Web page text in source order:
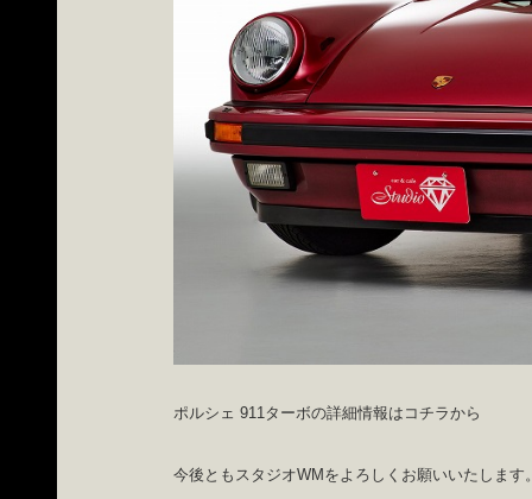
ポルシェ 911ターボの詳細情報はコチラから
今後ともスタジオWMをよろしくお願いいたします